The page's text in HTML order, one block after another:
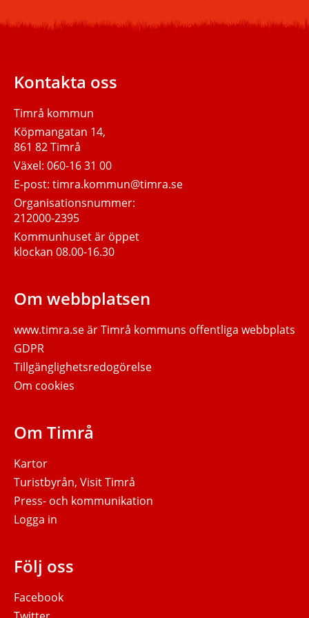
kommun.
Kontakta oss
Timrå kommun
Köpmangatan 14,
861 82 Timrå
Växel:060-16 31 00
E-post:timra.kommun@timra.se
Organisationsnummer:
212000-2395
Kommunhuset är öppet
klockan 08.00-16.30
Om webbplatsen
www.timra.seär Timrå kommuns offentliga webbplats
GDPR
Tillgänglighetsredogörelse
Om cookies
Om Timrå
Kartor
Turistbyrån, Visit Timrå
Press- och kommunikation
Logga in
Följ oss
Facebook